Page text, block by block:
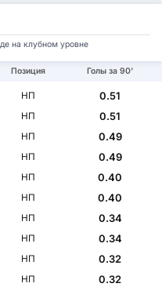
на клубном уровне
Позиция Голы за 90'
НП
0.51
НП
0.51
НП
0.49
НП
0.49
НП
0.40
НП
0.40
НП
0.34
НП
0.34
НП
0.32
НП
0.32